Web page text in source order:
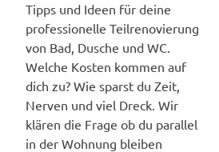
Tipps und Ideen für deine
professionelle Teilrenovierung
von Bad, Dusche und WC.
Welche Kosten kommen auf
dich zu? Wie sparst du Zeit,
Nerven und viel Dreck. Wir
klären die Frage ob du parallel
in der Wohnung bleiben